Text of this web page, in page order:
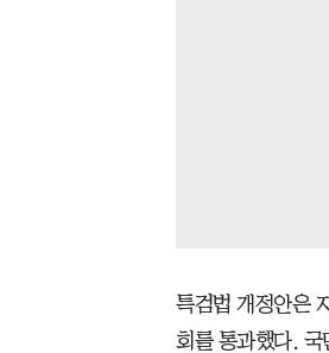
특검법 개정안은
회를 통과했다. 국